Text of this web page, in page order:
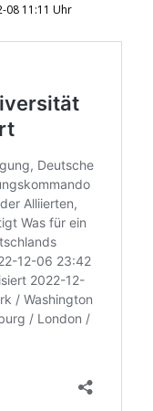
08 11:11 Uhr